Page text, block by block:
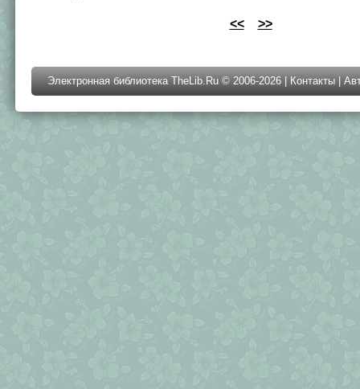
<< >>
Электронная библиотека TheLib.Ru © 2006-2026 | Контакты |